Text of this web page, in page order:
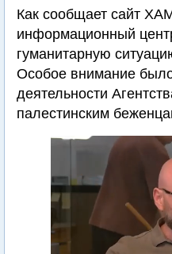
Как сообщает сайт
информационный
гуманитарную
Особое внимание
деятельности
палестинским